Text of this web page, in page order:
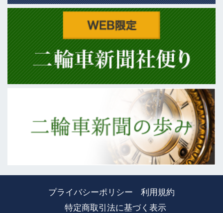
プライバシーポリシー
利用規約
特定商取引法に基づく表示